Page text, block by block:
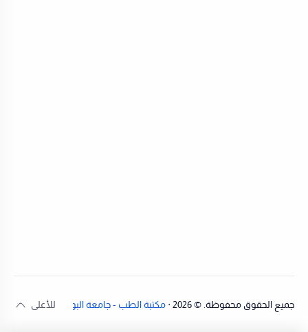
جميع الحقوق محفوظة. © 2026
‧ مكتبة الطب - جامعة البوليتكنك.| تطوير: